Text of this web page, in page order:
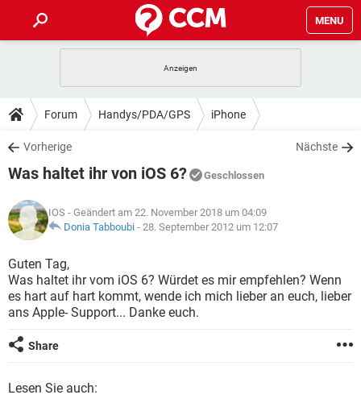
MENU
ANDROID IOS
WINDOWS 10
WHATSAPP TIKTOK
FACEBOOK
TIPPS & TRICKS
SPIELE STREAMING
WHATSAPP TIKTOK
FACEBOOK
DOWNLOADS
SPIELE STREAMING
ANDROID
WINDOWS 10 INSTAGRAM
WHATSAPP
FACEBOOK HARDWARE
SPIELE STREAMING
ANDROID
WINDOWS 10
WHATSAPP TIKTOK
LEXIKON
SPIELE
ANDROID IOS
WINDOWS 10 INSTAGRAM
WHATSAPP
Forum Handys/PDA/GPS iPhone
Vorherige Nächste
Was haltet ihr von iOS 6? Geschlossen
IOS - Geändert am 22. November 2018 um 04:09
Donia Tabboubi - 28. September 2012 um 12:07
Guten Tag,
Was haltet ihr vom iOS 6? Würdet es mir empfehlen? Wenn
es hart auf hart kommt, wende ich mich lieber an euch, lieber
ans Apple- Support... Danke euch.
Share
Lesen Sie auch: